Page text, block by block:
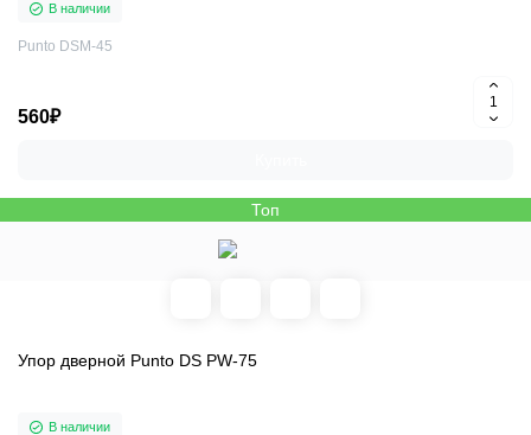
В наличии
Punto DSM-45
560₽
Топ
Упор дверной Punto DS PW-75
В наличии